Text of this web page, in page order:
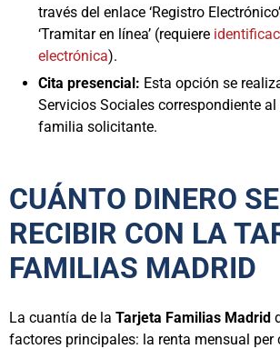
través del enlace ‘Registro
‘Tramitar en línea’ (requiere
electrónica).
Cita presencial: Esta opción se
Servicios Sociales correspondiente
familia solicitante.
CUÁNTO DINERO
RECIBIR CON LA
FAMILIAS MADRID
La cuantía de la Tarjeta Familias Madrid
factores principales: la renta mensual per